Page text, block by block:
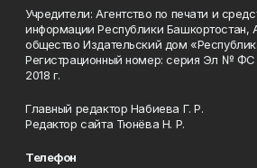
Учредители: Агентство по печати и
информации Республики Башкортостан,
общество Издательский дом
Регистрационный номер: серия Эл № ФС
2018 г.
Главный редактор Набиева Г. Р.
Редактор сайта Тюнёва Н. Р.
Телефон